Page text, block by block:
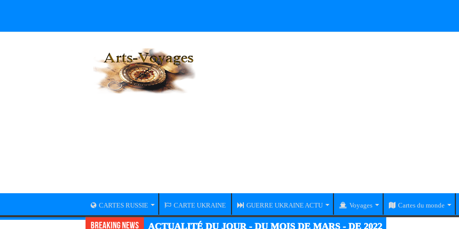
CARTES RUSSIE CARTE UKRAINE GUERRE UKRAINE ACTU Voyages Cartes du monde
Breaking News ACTUALITÉ DU JOUR - DU MOIS DE MARS - DE 2022